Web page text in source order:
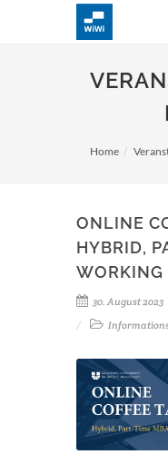
Home
ONLINE
HYBRID,
WORKING
30. August 2023